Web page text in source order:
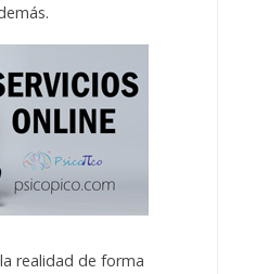
realidad de forma